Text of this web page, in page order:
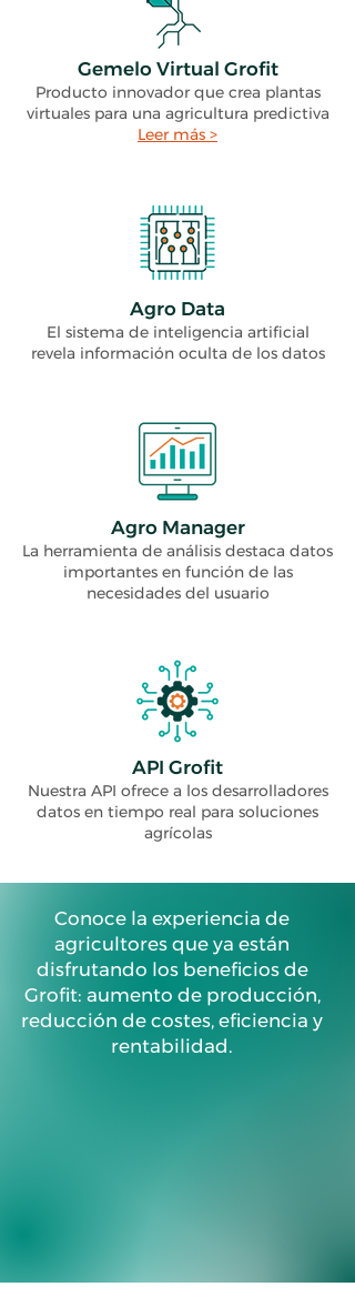
Gemelo Virtual Grofit
Producto innovador que crea plantas
virtuales para una agricultura predictiva
Leer más >
Agro Data
El sistema de inteligencia artificial
revela información oculta de los datos
Agro Manager
La herramienta de análisis destaca datos
importantes en función de las
necesidades del usuario
API Grofit
Nuestra API ofrece a los desarrolladores
datos en tiempo real para soluciones
agrícolas
Conoce la experiencia de
agricultores que ya están
disfrutando los beneficios de
Grofit: aumento de producción,
reducción de costes, eficiencia y
rentabilidad.